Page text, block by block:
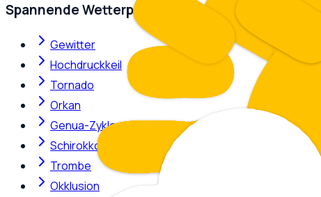
Spannende Wetterphänomene
Gewitter
Hochdruckkeil
Tornado
Orkan
Genua-Zyklone
Schirokko
Trombe
Okklusion